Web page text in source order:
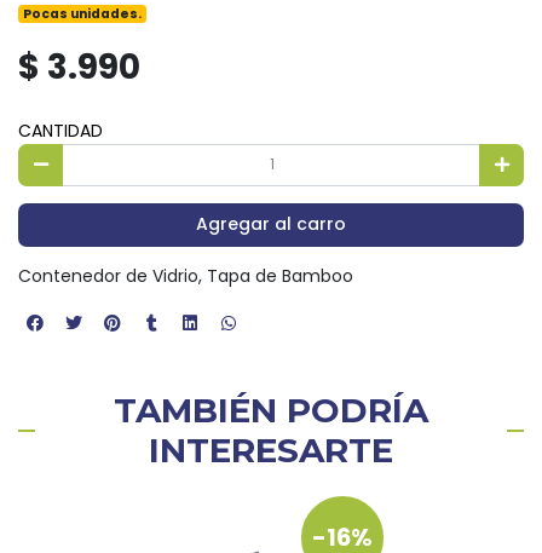
Pocas unidades.
$ 3.990
CANTIDAD
Agregar al carro
Contenedor de Vidrio, Tapa de Bamboo
TAMBIÉN PODRÍA
INTERESARTE
-16%